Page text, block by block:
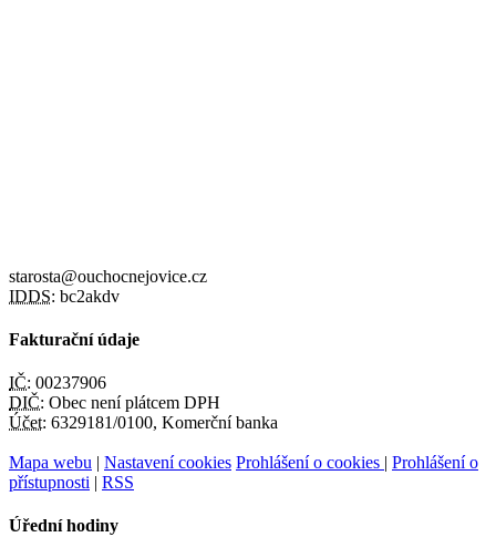
starosta@ouchocnejovice.cz
IDDS: bc2akdv
Fakturační údaje
IČ: 00237906
DIČ: Obec není plátcem DPH
Účet: 6329181/0100, Komerční banka
Mapa webu | Nastavení cookies Prohlášení o cookies | Prohlášení o
přístupnosti | RSS
Úřední hodiny